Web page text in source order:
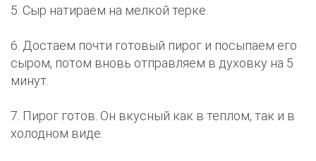
5. Сыр натираем на мелкой терке.
6. Достаем почти готовый пирог и посыпаем его
сыром, потом вновь отправляем в духовку на 5
минут.
7. Пирог готов. Он вкусный как в теплом, так и в
холодном виде.